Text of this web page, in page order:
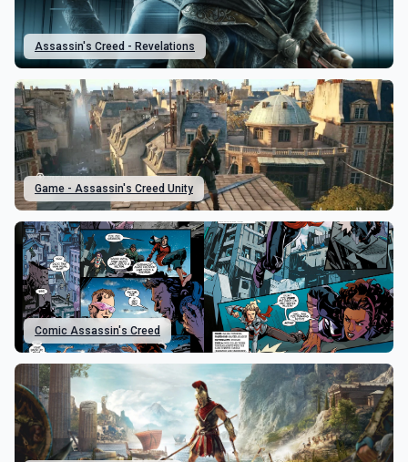
Assassin's Creed - Revelations
Game - Assassin's Creed Unity
Comic Assassin's Creed